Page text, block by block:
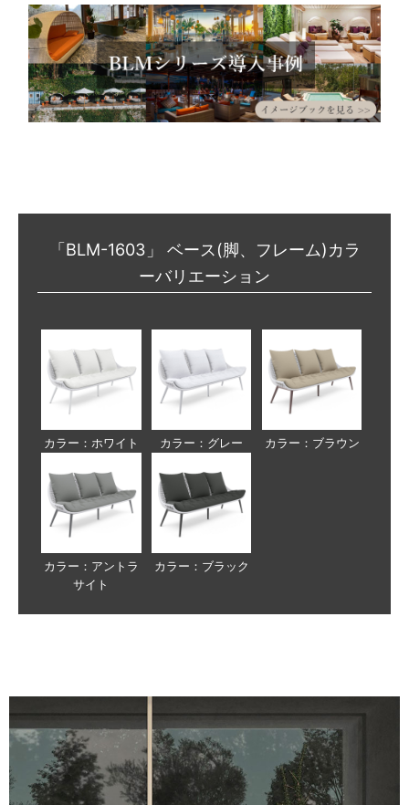
「BLM-1603」 ベース(脚、フレーム)カラ
ーバリエーション
カラー：ホワイト カラー：グレー カラー：ブラウン
カラー：アントラ
サイト
カラー：ブラック